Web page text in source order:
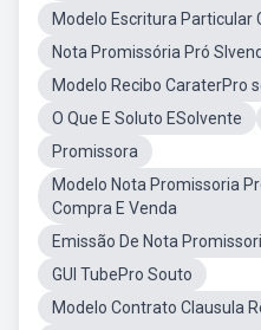
Modelo Escritura Particular
Nota Promissória Pró
Modelo Recibo CaraterPro
O Que E Soluto ESolvente
Promissora
Modelo Nota Promissoria
Compra E Venda
Emissão De Nota
GUI TubePro Souto
Modelo Contrato Clausula